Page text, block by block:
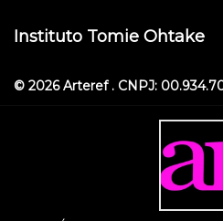
Instituto Tomie Ohtake
© 2026 Arteref . CNPJ: